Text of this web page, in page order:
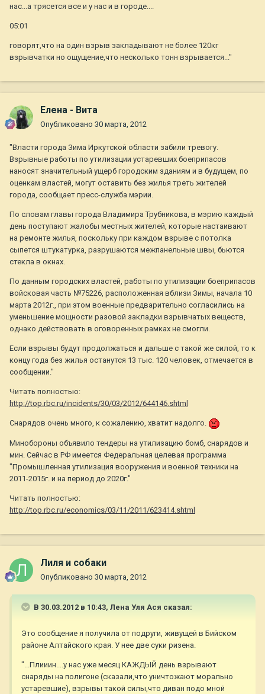
нас...а трясется все и у нас и в городе....
05:01
говорят,что на один взрыв закладывают не более 120кг
взрывчатки но ощущение,что несколько тонн взрывается..."
Елена - Вита
Опубликовано 30 марта, 2012
"Власти города Зима Иркутской области забили тревогу.
Взрывные работы по утилизации устаревших боеприпасов
наносят значительный ущерб городским зданиям и в будущем, по
оценкам властей, могут оставить без жилья треть жителей
города, сообщает пресс-служба мэрии.
По словам главы города Владимира Трубникова, в мэрию каждый
день поступают жалобы местных жителей, которые настаивают
на ремонте жилья, поскольку при каждом взрыве с потолка
сыпется штукатурка, разрушаются межпанельные швы, бьются
стекла в окнах.
По данным городских властей, работы по утилизации боеприпасов
войсковая часть №75226, расположенная вблизи Зимы, начала 10
марта 2012г., при этом военные предварительно согласились на
уменьшение мощности разовой закладки взрывчатых веществ,
однако действовать в оговоренных рамках не смогли.
Если взрывы будут продолжаться и дальше с такой же силой, то к
концу года без жилья останутся 13 тыс. 120 человек, отмечается в
сообщении."
Читать полностью:
http://top.rbc.ru/incidents/30/03/2012/644146.shtml
Снарядов очень много, к сожалению, хватит надолго.
Минобороны объявило тендеры на утилизацию бомб, снарядов и
мин. Сейчас в РФ имеется Федеральная целевая программа
"Промышленная утилизация вооружения и военной техники на
2011-2015г. и на период до 2020г."
Читать полностью:
http://top.rbc.ru/economics/03/11/2011/623414.shtml
Лиля и собаки
Опубликовано 30 марта, 2012
В 30.03.2012 в 10:43, Лена Уля Ася сказал:
Это сообщение я получила от подруги, живущей в Бийском
районе Алтайского края. У нее две суки ризена.
"...Плииин....у нас уже месяц КАЖДЫЙ день взрывают
снаряды на полигоне (сказали,что уничтожают морально
устаревшие), взрывы такой силы,что диван подо мной